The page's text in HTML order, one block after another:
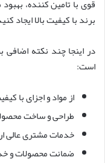
قوی با تامین کننده،
برند با کیفیت بالا ایجاد
در اینجا چند نکته
است:
از مواد و اجزای با
طراحی و ساخت
خدمات مشتری عالی
ضمانت محصولات و